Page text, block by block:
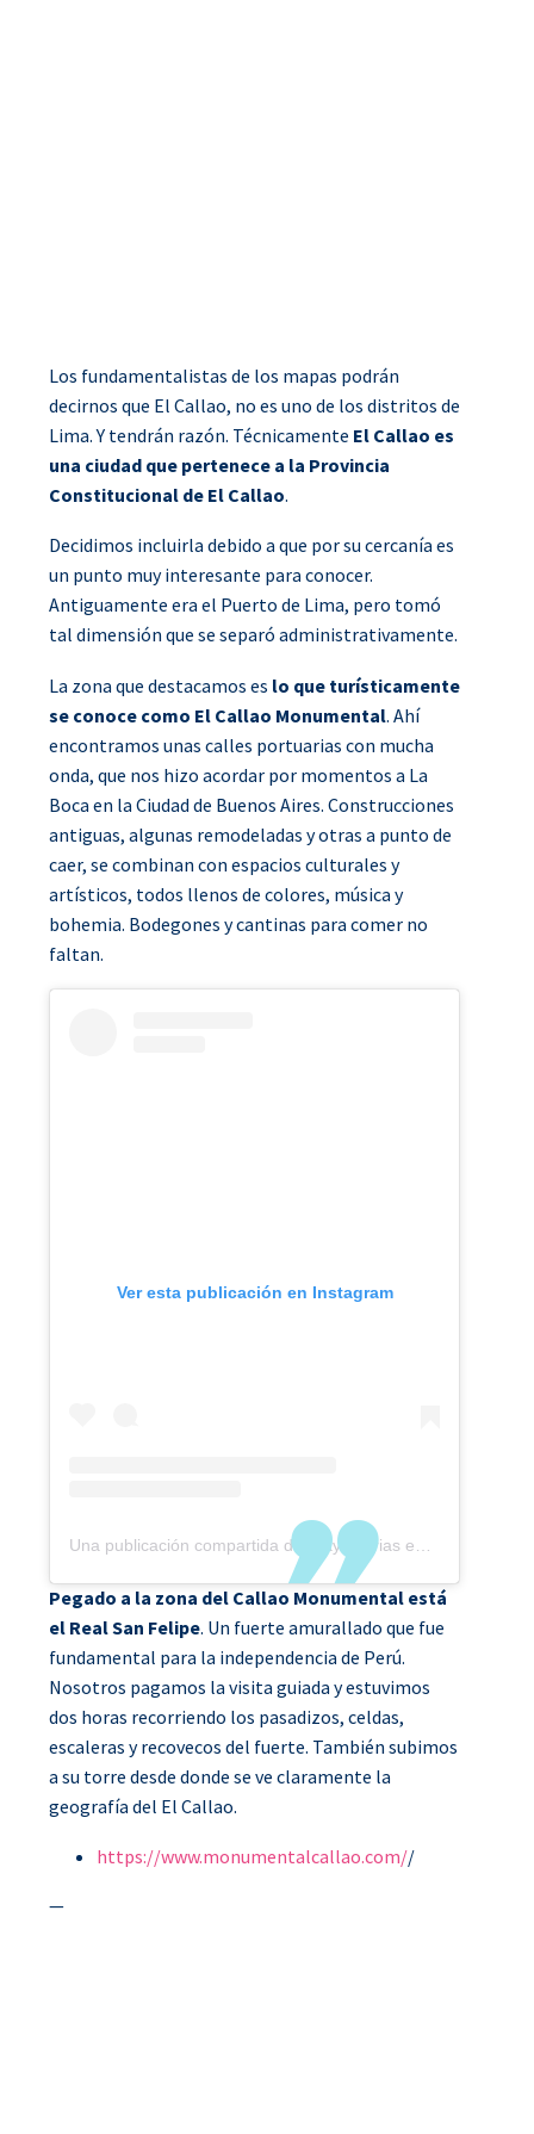
Los fundamentalistas de los mapas podrán
decirnos que El Callao, no es uno de los distritos de
Lima. Y tendrán razón. Técnicamente El Callao es
una ciudad que pertenece a la Provincia
Constitucional de El Callao.
Decidimos incluirla debido a que por su cercanía es
un punto muy interesante para conocer.
Antiguamente era el Puerto de Lima, pero tomó
tal dimensión que se separó administrativamente.
La zona que destacamos es lo que turísticamente
se conoce como El Callao Monumental. Ahí
encontramos unas calles portuarias con mucha
onda, que nos hizo acordar por momentos a La
Boca en la Ciudad de Buenos Aires. Construcciones
antiguas, algunas remodeladas y otras a punto de
caer, se combinan con espacios culturales y
artísticos, todos llenos de colores, música y
bohemia. Bodegones y cantinas para comer no
faltan.
Ver esta publicación en Instagram
Pegado a la zona del Callao Monumental está
el Real San Felipe. Un fuerte amurallado que fue
fundamental para la independencia de Perú.
Nosotros pagamos la visita guiada y estuvimos
dos horas recorriendo los pasadizos, celdas,
escaleras y recovecos del fuerte. También subimos
a su torre desde donde se ve claramente la
geografía del El Callao.
https://www.monumentalcallao.com//
—